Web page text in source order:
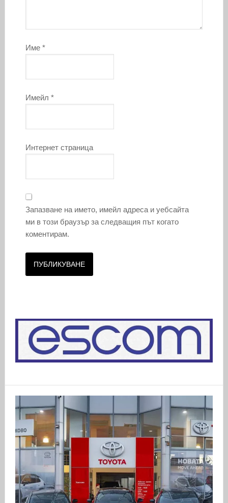
Име *
Имейл *
Интернет страница
Запазване на името, имейл адреса и уебсайта
ми в този браузър за следващия път когато
коментирам.